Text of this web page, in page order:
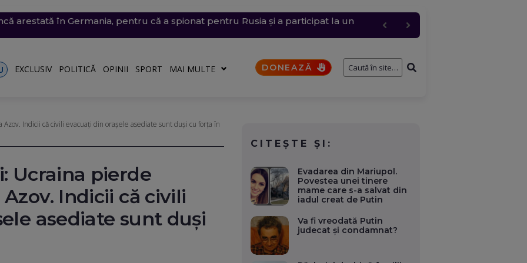
arestată în Germania, pentru că a spionat pentru Rusia și a participat la un
azi un nou record absolut de temperatură
nordul Angliei: O defecțiune electrică provoacă întârzieri și anulări masive
O groapă de 3 metri adâncime a apărut în carosabil, traficul a fost restricționat
Dunăre a fost amânată din nou. Crește riscul pentru Cernavodă
EXCLUSIV POLITICĂ OPINII SPORT MAI MULTE DONEAZĂ
Indicii că civili evacuați din orașele asediate sunt duși cu forța în
Ucraina pierde
Indicii că civili
asediate sunt duși
CITEȘTE ȘI:
Evadarea din Mariupol.
Povestea unei tinere
mame care s-a salvat din
iadul creat de Putin
Va fi vreodată Putin
judecat și condamnat?